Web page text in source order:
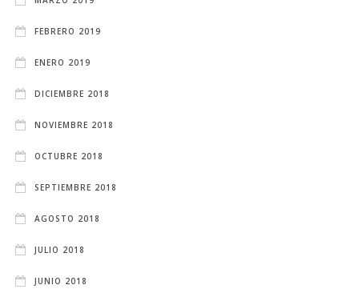
FEBRERO 2019
ENERO 2019
DICIEMBRE 2018
NOVIEMBRE 2018
OCTUBRE 2018
SEPTIEMBRE 2018
AGOSTO 2018
JULIO 2018
JUNIO 2018